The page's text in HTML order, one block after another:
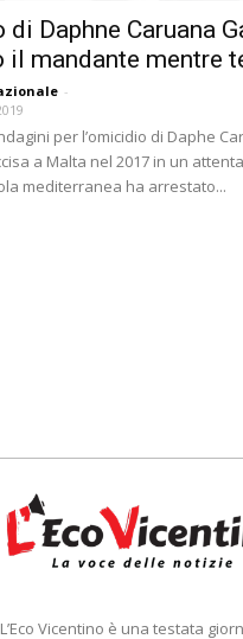
Daphne Caruana
il mandante mentre
-
per l’omicidio di Daphe
a Malta nel 2017 in un
mediterranea ha arrestato...
L’Eco Vicentino è una testata